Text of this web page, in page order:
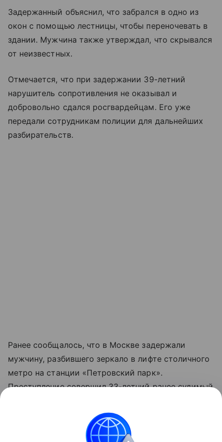
Задержанный объяснил, что забрался в одно из
окон с помощью лестницы, чтобы переночевать в
здании. Мужчина также утверждал, что скрывался
от неизвестных.
Отмечается, что при задержании 39-летний
нарушитель сопротивления не оказывал и
добровольно сдался росгвардейцам. Его уже
передали сотрудникам полиции для дальнейших
разбирательств.
Ранее сообщалось, что в Москве задержали
мужчину, разбившего зеркало в лифте столичного
метро на станции «Петровский парк».
Преступление совершил 33-летний ранее судимый
конфликт с подругой. Он разбил зеркало в порыве